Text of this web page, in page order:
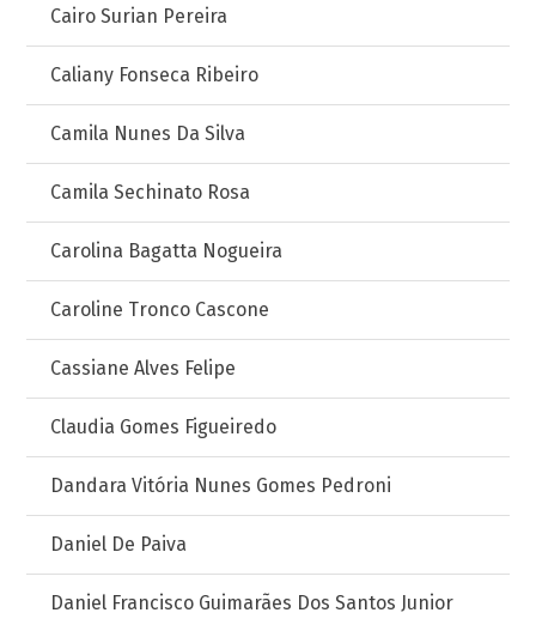
Cairo Surian Pereira
Caliany Fonseca Ribeiro
Camila Nunes Da Silva
Camila Sechinato Rosa
Carolina Bagatta Nogueira
Caroline Tronco Cascone
Cassiane Alves Felipe
Claudia Gomes Figueiredo
Dandara Vitória Nunes Gomes Pedroni
Daniel De Paiva
Daniel Francisco Guimarães Dos Santos Junior